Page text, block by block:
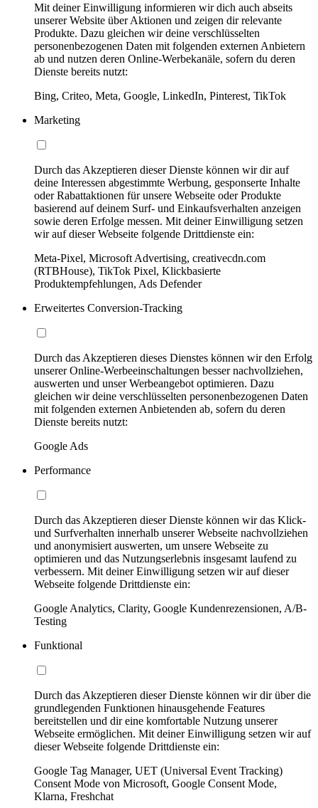
Mit deiner Einwilligung informieren wir dich auch abseits
unserer Website über Aktionen und zeigen dir relevante
Produkte. Dazu gleichen wir deine verschlüsselten
personenbezogenen Daten mit folgenden externen Anbietern
ab und nutzen deren Online-Werbekanäle, sofern du deren
Dienste bereits nutzt:
Bing, Criteo, Meta, Google, LinkedIn, Pinterest, TikTok
Marketing
Durch das Akzeptieren dieser Dienste können wir dir auf
deine Interessen abgestimmte Werbung, gesponserte Inhalte
oder Rabattaktionen für unsere Webseite oder Produkte
basierend auf deinem Surf- und Einkaufsverhalten anzeigen
sowie deren Erfolge messen. Mit deiner Einwilligung setzen
wir auf dieser Webseite folgende Drittdienste ein:
Meta-Pixel, Microsoft Advertising, creativecdn.com
(RTBHouse), TikTok Pixel, Klickbasierte
Produktempfehlungen, Ads Defender
Erweitertes Conversion-Tracking
Durch das Akzeptieren dieses Dienstes können wir den Erfolg
unserer Online-Werbeeinschaltungen besser nachvollziehen,
auswerten und unser Werbeangebot optimieren. Dazu
gleichen wir deine verschlüsselten personenbezogenen Daten
mit folgenden externen Anbietenden ab, sofern du deren
Dienste bereits nutzt:
Google Ads
Performance
Durch das Akzeptieren dieser Dienste können wir das Klick-
und Surfverhalten innerhalb unserer Webseite nachvollziehen
und anonymisiert auswerten, um unsere Webseite zu
optimieren und das Nutzungserlebnis insgesamt laufend zu
verbessern. Mit deiner Einwilligung setzen wir auf dieser
Webseite folgende Drittdienste ein:
Google Analytics, Clarity, Google Kundenrezensionen, A/B-
Testing
Funktional
Durch das Akzeptieren dieser Dienste können wir dir über die
grundlegenden Funktionen hinausgehende Features
bereitstellen und dir eine komfortable Nutzung unserer
Webseite ermöglichen. Mit deiner Einwilligung setzen wir auf
dieser Webseite folgende Drittdienste ein:
Google Tag Manager, UET (Universal Event Tracking)
Consent Mode von Microsoft, Google Consent Mode,
Klarna, Freshchat